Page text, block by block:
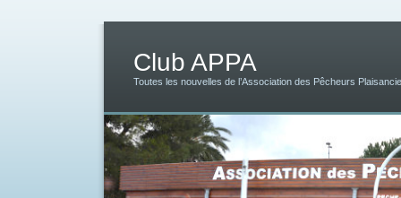
Club APPA
Toutes les nouvelles de l’Association des Pêcheurs